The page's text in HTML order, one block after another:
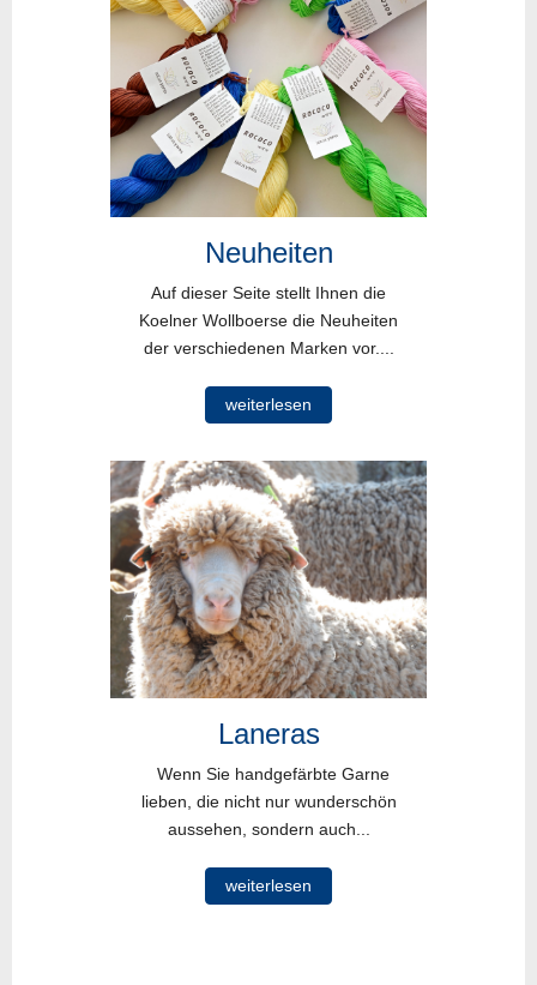
Neuheiten
Auf dieser Seite stellt Ihnen die
Koelner Wollboerse die Neuheiten
der verschiedenen Marken vor....
weiterlesen
Laneras
Wenn Sie handgefärbte Garne
lieben, die nicht nur wunderschön
aussehen, sondern auch...
weiterlesen